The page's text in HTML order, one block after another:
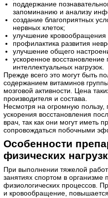
поддержание
запоминанию и анализу
создание благоприятных
нервных клеток;
улучшение кровообращения
профилактика развития
улучшение общего
ускоренное
интеллектуальных нагрузок.
Прежде всего это могут быть
содержанием витаминов
мозговой активности. Цена
производителя и состава.
Несмотря на огромную пользу,
ускорения восстановления
врач, так как они могут иметь
сопровождаться побочными
Особенности
физических
При выполнении тяжелой
занятиях спортом в организме
физиологических процессов.
и кровообращение,